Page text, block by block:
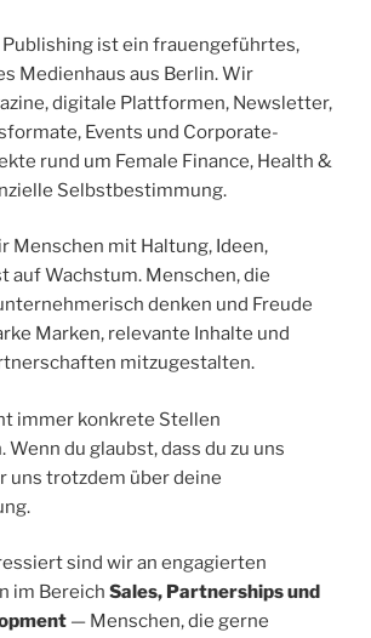
Publishing ist ein frauengeführtes,
Medienhaus aus Berlin. Wir
digitale Plattformen, Newsletter,
Events und Corporate-
rund um Female Finance, Health &
Selbstbestimmung.
Menschen mit Haltung, Ideen,
auf Wachstum. Menschen, die
denken und Freude
Marken, relevante Inhalte und
mitzugestalten.
immer konkrete Stellen
Wenn du glaubst, dass du zu uns
uns trotzdem über deine
sind wir an engagierten
im Bereich Sales, Partnerships und
— Menschen, die gerne